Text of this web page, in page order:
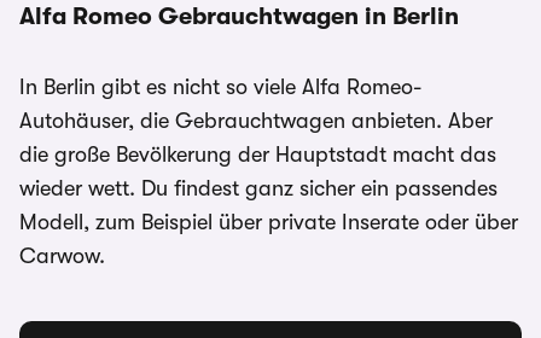
Alfa Romeo Gebrauchtwagen in Berlin
In Berlin gibt es nicht so viele Alfa Romeo-
Autohäuser, die Gebrauchtwagen anbieten. Aber
die große Bevölkerung der Hauptstadt macht das
wieder wett. Du findest ganz sicher ein passendes
Modell, zum Beispiel über private Inserate oder über
Carwow.